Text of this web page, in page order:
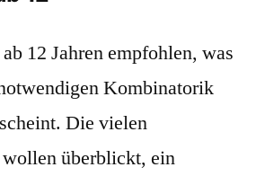
12 Jahren empfohlen, was
Kombinatorik
Die vielen
überblickt, ein